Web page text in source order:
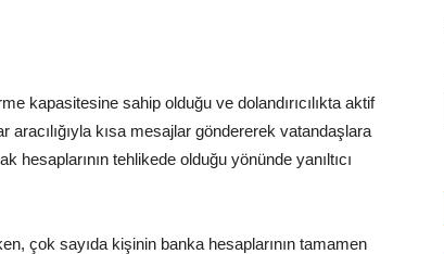
kapasitesine sahip olduğu ve dolandırıcılıkta aktif
aracılığıyla kısa mesajlar göndererek vatandaşlara
hesaplarının tehlikede olduğu yönünde yanıltıcı
çok sayıda kişinin banka hesaplarının tamamen